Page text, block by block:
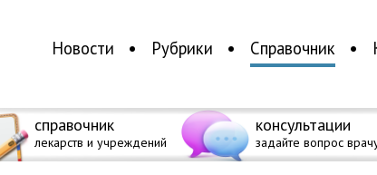
Новости Рубрики Справочник
справочник
лекарств и учреждений
консультации
задайте вопрос